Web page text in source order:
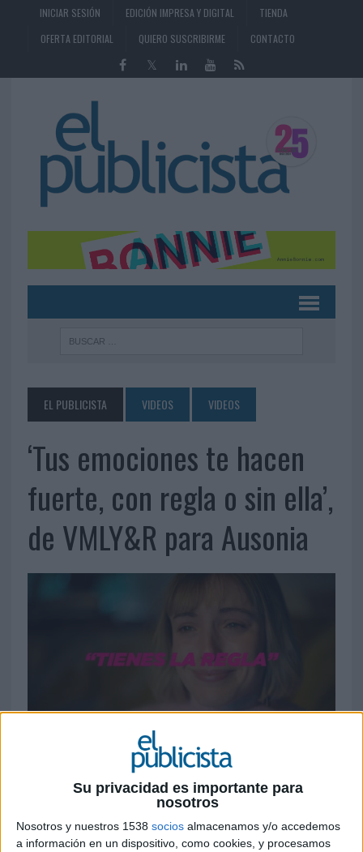
Su privacidad es importante para
nosotros
Nosotros y nuestros 1538 socios almacenamos y/o accedemos
a información en un dispositivo, como cookies, y procesamos
INICIAR SESIÓN EDICIÓN IMPRESA Y DIGITAL
TIENDA
OFERTA EDITORIAL
QUIERO SUSCRIBIRME CONTACTO
EL PUBLICISTA VIDEOS VIDEOS
‘Tus emociones te hacen
fuerte, con regla o sin ella’,
de VMLY&R para Ausonia
Ficha técnica ‘Tus emociones te hacen
fuerte, con regla o sin ella’